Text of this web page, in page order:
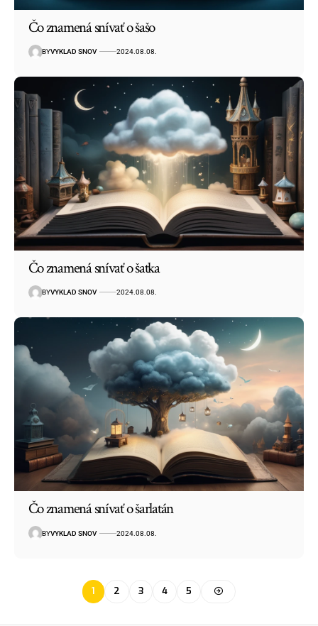
Čo znamená snívať o šašo
BYVYKLAD SNOV 2024.08.08.
Čo znamená snívať o šatka
BYVYKLAD SNOV 2024.08.08.
Čo znamená snívať o šarlatán
BYVYKLAD SNOV 2024.08.08.
1 2 3 4 5